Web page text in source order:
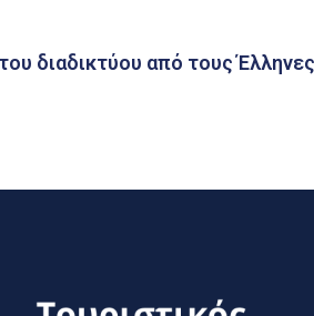
διαδικτύου από τους Έλληνες